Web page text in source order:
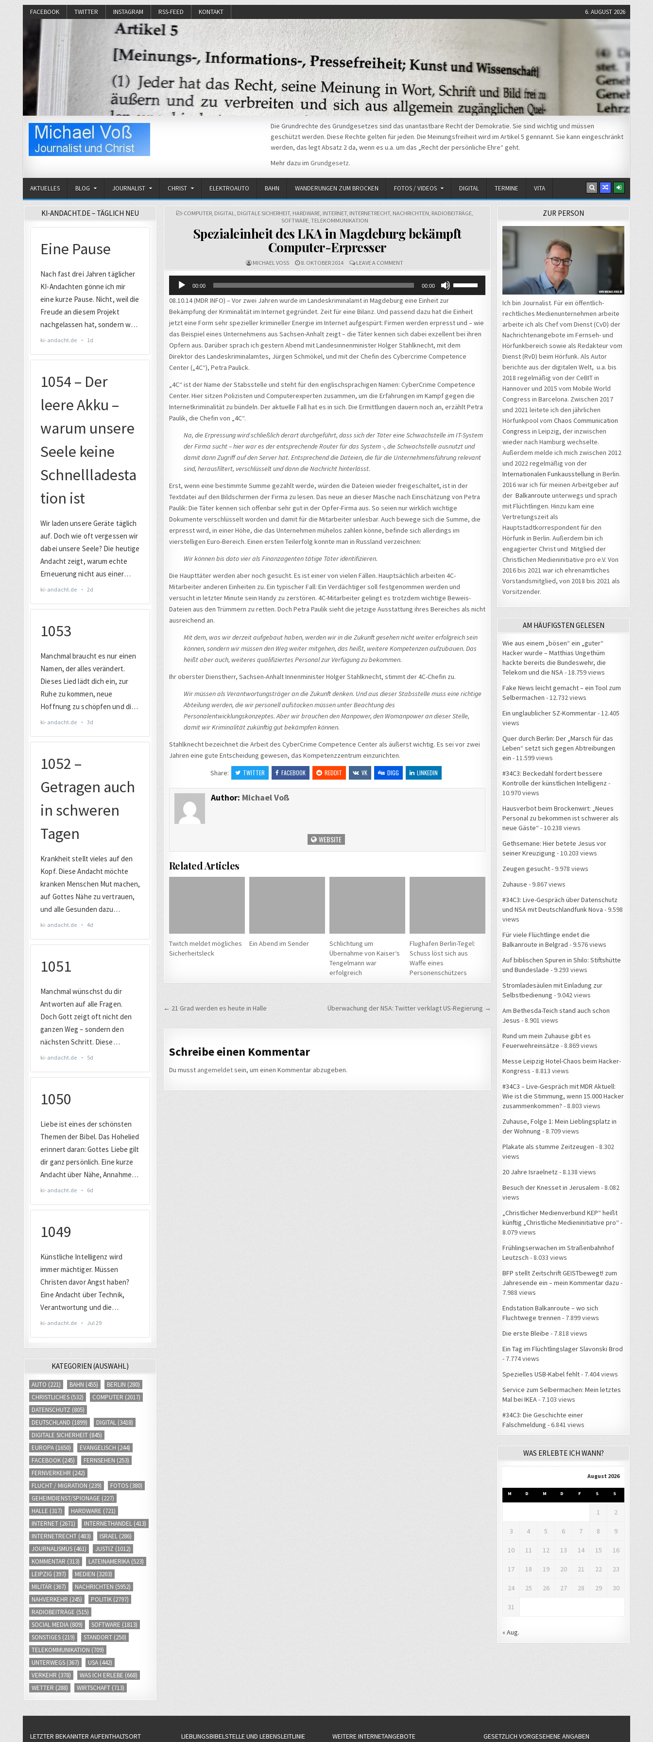
FACEBOOK TWITTER INSTAGRAM RSS-FEED KONTAKT 6. AUGUST 2026
Die Grundrechte des Grundgesetzes sind das unantastbare Recht der Demokratie. Sie sind wichtig und müssen
geschützt werden. Diese Rechte gelten für jeden. Die Meinungsfreiheit wird im Artikel 5 gennannt. Sie kann eingeschränkt
werden, das legt Absatz 2 da, wenn es u.a. um das „Recht der persönliche Ehre“ geht.
Mehr dazu im Grundgesetz.
AKTUELLES BLOG JOURNALIST CHRIST ELEKTROAUTO BAHN WANDERUNGEN ZUM BROCKEN FOTOS / VIDEOS DIGITAL TERMINE VITA
POSTED
COMPUTER, DIGITAL DIGITALE SICHERHEIT, HARDWARE, INTERNET, INTERNETRECHT, NACHRICHTEN RADIOBEITRÄGE,
SOFTWARE, TELEKOMMUNIKATION
Spezialeinheit des LKA in Magdeburg bekämpft
Computer-Erpresser
MICHAEL VOSS 8. OKTOBER 2014 LEAVE A COMMENTON
SPEZIALEINHEIT
DES
LKA
MAGDEBURG
COMPUTER-
ERPRESSER
Audio-
Player
00:00 00:00
um
die
Lautstärke
zu
regeln.
08.10.14 (MDR INFO) – Vor zwei Jahren wurde im Landeskriminalamt in Magdeburg eine Einheit zur
Bekämpfung der Kriminalität im Internet gegründet. Zeit für eine Bilanz. Und passend dazu hat die Einheit
jetzt eine Form sehr spezieller krimineller Energie im Internet aufgespürt: Firmen werden erpresst und – wie
das Beispiel eines Unternehmens aus Sachsen-Anhalt zeigt – die Täter kennen sich dabei exzellent bei ihren
Opfern aus. Darüber sprach ich gestern Abend mit Landesinnenminister Holger Stahlknecht, mit dem
Direktor des Landeskriminalamtes, Jürgen Schmökel, und mit der Chefin des Cybercrime Competence
Center („4C“), Petra Paulick.
„4C“ ist der Name der Stabsstelle und steht für den englischsprachigen Namen: CyberCrime Competence
Center. Hier sitzen Polizisten und Computerexperten zusammen, um die Erfahrungen im Kampf gegen die
Internetkriminalität zu bündeln. Der aktuelle Fall hat es in sich. Die Ermittlungen dauern noch an, erzählt Petra
Paulik, die Chefin von „4C“.
Na, die Erpressung wird schließlich derart durchgeführt, dass sich der Täter eine Schwachstelle im IT-System
der Firma sucht – hier war es der entsprechende Router für das System -, die Schwachstelle ausnutzt und
damit dann Zugriff auf den Server hat. Entsprechend die Dateien, die für die Unternehmensführung relevant
sind, herausfiltert, verschlüsselt und dann die Nachricht hinterlässt.
Erst, wenn eine bestimmte Summe gezahlt werde, würden die Dateien wieder freigeschaltet, ist in der
Textdatei auf den Bildschirmen der Firma zu lesen. Das neue an dieser Masche nach Einschätzung von Petra
Paulik: Die Täter kennen sich offenbar sehr gut in der Opfer-Firma aus. So seien nur wirklich wichtige
Dokumente verschlüsselt worden und damit für die Mitarbeiter unlesbar. Auch bewege sich die Summe, die
erpresst wird, in einer Höhe, die das Unternehmen mühelos zahlen könne, befinde sich allerdings im
vierstelligen Euro-Bereich. Einen ersten Teilerfolg konnte man in Russland verzeichnen:
Wir können bis dato vier als Finanzagenten tätige Täter identifizieren.
Die Haupttäter werden aber noch gesucht. Es ist einer von vielen Fällen. Hauptsächlich arbeiten 4C-
Mitarbeiter anderen Einheiten zu. Ein typischer Fall: Ein Verdächtiger soll festgenommen werden und
versucht in letzter Minute sein Handy zu zerstören. 4C-Mitarbeiter gelingt es trotzdem wichtige Beweis-
Dateien aus den Trümmern zu retten. Doch Petra Paulik sieht die jetzige Ausstattung ihres Bereiches als nicht
ausreichend an.
Mit dem, was wir derzeit aufgebaut haben, werden wir in die Zukunft gesehen nicht weiter erfolgreich sein
können, sondern wir müssen den Weg weiter mitgehen, das heißt, weitere Kompetenzen aufzubauen. Das
heißt aber auch, weiteres qualifiziertes Personal zur Verfügung zu bekommen.
Ihr oberster Dienstherr, Sachsen-Anhalt Innenminister Holger Stahlknecht, stimmt der 4C-Chefin zu.
Wir müssen als Verantwortungsträger an die Zukunft denken. Und aus dieser Stabsstelle muss eine richtige
Abteilung werden, die wir personell aufstocken müssen unter Beachtung des
Personalentwicklungskonzeptes. Aber wir brauchen den Manpower, den Womanpower an dieser Stelle,
damit wir Kriminalität zukünftig gut bekämpfen können.
Stahlknecht bezeichnet die Arbeit des CyberCrime Competence Center als äußerst wichtig. Es sei vor zwei
Jahren eine gute Entscheidung gewesen, das Kompetenzzentrum einzurichten.
Share:
TWITTER FACEBOOK REDDIT VK DIGG LINKEDIN
Author: Michael Voß
WEBSITE
Related Articles
Twitch meldet mögliches
Sicherheitsleck
Ein Abend im Sender
Schlichtung um
Übernahme von Kaiser‘s
Tengelmann war
erfolgreich
Flughafen Berlin-Tegel:
Schuss löst sich aus
Waffe eines
Personenschützers
Beitragsnavigation Überwachung der NSA: Twitter verklagt US-Regierung →
← 21 Grad werden es heute in Halle
Schreibe einen Kommentar
Du musst angemeldetsein, um einen Kommentar abzugeben.
KI-ANDACHT.DE – TÄGLICH NEU
KATEGORIEN (AUSWAHL)
AUTO (221) BAHN (455) BERLIN (280)
CHRISTLICHES (532) COMPUTER (2017)
DATENSCHUTZ (805)
DEUTSCHLAND (1899) DIGITAL (3418)
DIGITALE SICHERHEIT (845)
EUROPA (1650) EVANGELISCH (244)
FACEBOOK (245) FERNSEHEN (253)
FERNVERKEHR (242)
FLUCHT / MIGRATION (239) FOTOS (380)
GEHEIMDIENST/SPIONAGE (227)
HALLE (317) HARDWARE (721)
INTERNET (2671) INTERNETHANDEL (413)
INTERNETRECHT (483) ISRAEL (286)
JOURNALISMUS (461) JUSTIZ (1012)
KOMMENTAR (313) LATEINAMERIKA (523)
LEIPZIG (397) MEDIEN (3203)
MILITÄR (367) NACHRICHTEN (5952)
NAHVERKEHR (245) POLITIK (2797)
RADIOBEITRÄGE (515)
SOCIAL MEDIA (809) SOFTWARE (1813)
SONSTIGES (219) STANDORT (250)
TELEKOMMUNIKATION (709)
UNTERWEGS (367) USA (442)
VERKEHR (378) WAS ICH ERLEBE (668)
WETTER (288) WIRTSCHAFT (713)
ZUR PERSON
Ich bin Journalist. Für ein öffentlich-
rechtliches Medienunternehmen arbeite
arbeite ich als Chef vom Dienst (CvD) der
Nachrichtenangebote im Fernseh- und
Hörfunkbereich sowie als Redakteur vom
Dienst (RvD) beim Hörfunk. Als Autor
berichte aus der digitalen Welt, u.a. bis
2018 regelmäßig von der CeBIT in
Hannover und 2015 vom Mobile World
Congress in Barcelona. Zwischen 2017
und 2021 leitete ich den jährlichen
Hörfunkpool vom Chaos Communication
Congress in Leipzig, der inzwischen
wieder nach Hamburg wechselte.
Außerdem melde ich mich zwischen 2012
und 2022 regelmäßig von der
Internationalen Funkausstellung in Berlin.
2016 war ich für meinen Arbeitgeber auf
der Balkanroute unterwegs und sprach
mit Flüchtlingen. Hinzu kam eine
Vertretungszeit als
Hauptstadtkorrespondent für den
Hörfunk in Berlin. Außerdem bin ich
engagierter Christ und Mitglied der
Christlichen Medieninitiative pro e.V. Von
2016 bis 2021 war ich ehrenamtliches
Vorstandsmitglied, von 2018 bis 2021 als
Vorsitzender.
AM HÄUFIGSTEN GELESEN
Wie aus einem „bösen“ ein „guter“
Hacker wurde – Matthias Ungethüm
hackte bereits die Bundeswehr, die
Telekom und die NSA - 18.759 views
Fake News leicht gemacht – ein Tool zum
Selbermachen - 12.732 views
Ein unglaublicher SZ-Kommentar- 12.405
views
Quer durch Berlin: Der „Marsch für das
Leben“ setzt sich gegen Abtreibungen
ein - 11.599 views
#34C3: Beckedahl fordert bessere
Kontrolle der künstlichen Intelligenz -
10.970 views
Hausverbot beim Brockenwirt: „Neues
Personal zu bekommen ist schwerer als
neue Gäste“ - 10.238 views
Gethsemane: Hier betete Jesus vor
seiner Kreuzigung - 10.203 views
Zeugen gesucht- 9.978 views
Zuhause - 9.867 views
#34C3: Live-Gespräch über Datenschutz
und NSA mit Deutschlandfunk Nova - 9.598
views
Für viele Flüchtlinge endet die
Balkanroute in Belgrad - 9.576 views
Auf biblischen Spuren in Shilo: Stiftshütte
und Bundeslade - 9.293 views
Stromladesäulen mit Einladung zur
Selbstbedienung - 9.042 views
Am Bethesda-Teich stand auch schon
Jesus - 8.901 views
Rund um mein Zuhause gibt es
Feuerwehreinsätze - 8.869 views
Messe Leipzig Hotel-Chaos beim Hacker-
Kongress - 8.813 views
#34C3 – Live-Gespräch mit MDR Aktuell:
Wie ist die Stimmung, wenn 15.000 Hacker
zusammenkommen? - 8.803 views
Zuhause, Folge 1: Mein Lieblingsplatz in
der Wohnung - 8.709 views
Plakate als stumme Zeitzeugen - 8.302
views
20 Jahre Israelnetz - 8.138 views
Besuch der Knesset in Jerusalem - 8.082
views
„Christlicher Medienverbund KEP“ heißt
künftig „Christliche Medieninitiative pro“ -
8.079 views
Frühlingserwachen im Straßenbahnhof
Leutzsch - 8.033 views
BFP stellt Zeitschrift GEISTbewegt! zum
Jahresende ein – mein Kommentar dazu -
7.988 views
Endstation Balkanroute – wo sich
Fluchtwege trennen - 7.899 views
Die erste Bleibe - 7.818 views
Ein Tag im Flüchtlingslager Slavonski Brod
- 7.774 views
Spezielles USB-Kabel fehlt- 7.404 views
Service zum Selbermachen: Mein letztes
Mal bei IKEA - 7.103 views
#34C3: Die Geschichte einer
Falschmeldung - 6.841 views
WAS ERLEBTE ICH WANN?
August 2026
M D M D F S S
1 2
3 4 5 6 7 8 9
10 11 12 13 14 15 16
17 18 19 20 21 22 23
24 25 26 27 28 29 30
31
« Aug.
LETZTER BEKANNTER AUFENTHALTSORT LIEBLINGSBIBELSTELLE UND LEBENSLEITLINIE WEITERE INTERNETANGEBOTE GESETZLICH VORGESEHENE ANGABEN